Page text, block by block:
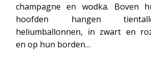
champagne en wodka. Boven
hoofden hangen
heliumballonnen, in zwart en
en op hun borden…